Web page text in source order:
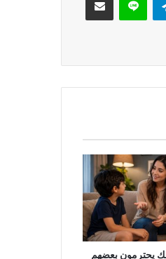
يحترمون بعضهم